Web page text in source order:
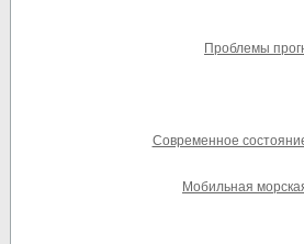
Проблемы
Современное
Мобильная